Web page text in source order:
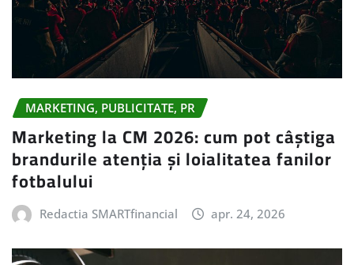
MARKETING, PUBLICITATE, PR
Marketing la CM 2026: cum pot câștiga
brandurile atenția și loialitatea fanilor
fotbalului
Redactia SMARTfinancial apr. 24, 2026